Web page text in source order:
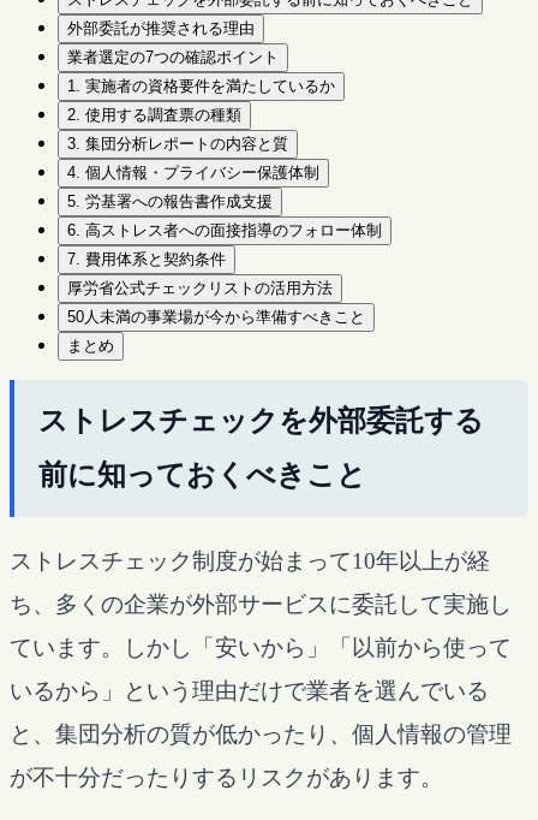
外部委託が推奨される理由
業者選定の7つの確認ポイント
1. 実施者の資格要件を満たしているか
2. 使用する調査票の種類
3. 集団分析レポートの内容と質
4. 個人情報・プライバシー保護体制
5. 労基署への報告書作成支援
6. 高ストレス者への面接指導のフォロー体制
7. 費用体系と契約条件
厚労省公式チェックリストの活用方法
50人未満の事業場が今から準備すべきこと
まとめ
ストレスチェックを外部委託する
前に知っておくべきこと
ストレスチェック制度が始まって10年以上が経
ち、多くの企業が外部サービスに委託して実施し
ています。しかし「安いから」「以前から使って
いるから」という理由だけで業者を選んでいる
と、集団分析の質が低かったり、個人情報の管理
が不十分だったりするリスクがあります。